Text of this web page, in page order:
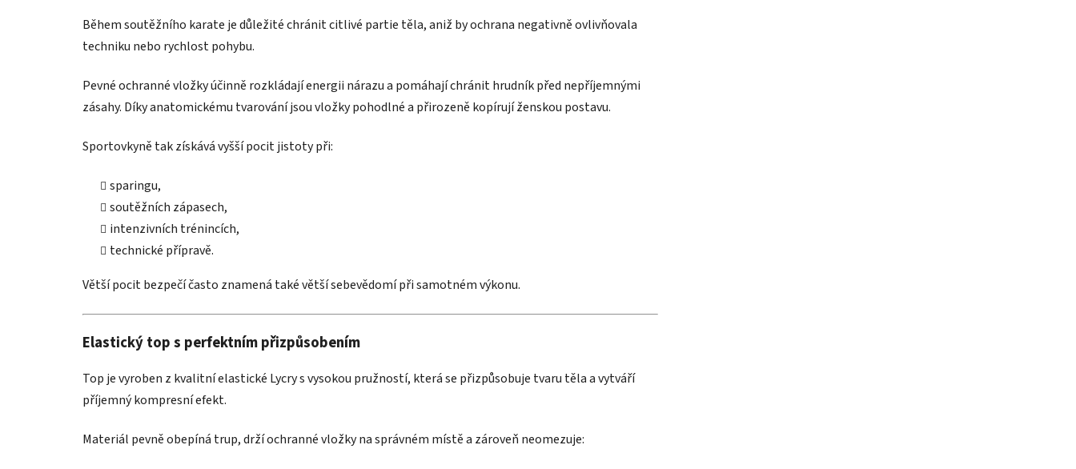
Během soutěžního karate je důležité chránit citlivé partie těla, aniž by ochrana negativně ovlivňovala
techniku nebo rychlost pohybu.
Pevné ochranné vložky účinně rozkládají energii nárazu a pomáhají chránit hrudník před nepříjemnými
zásahy. Díky anatomickému tvarování jsou vložky pohodlné a přirozeně kopírují ženskou postavu.
Sportovkyně tak získává vyšší pocit jistoty při:
sparingu,
soutěžních zápasech,
intenzivních trénincích,
technické přípravě.
Větší pocit bezpečí často znamená také větší sebevědomí při samotném výkonu.
Elastický top s perfektním přizpůsobením
Top je vyroben z kvalitní elastické Lycry s vysokou pružností, která se přizpůsobuje tvaru těla a vytváří
příjemný kompresní efekt.
Materiál pevně obepíná trup, drží ochranné vložky na správném místě a zároveň neomezuje: